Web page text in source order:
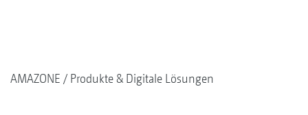
AMAZONE Produkte & Digitale Lösungen